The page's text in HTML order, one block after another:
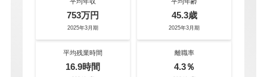
753万円
2025年3月期
45.3歳
2025年3月期
平均残業時間
16.9時間
離職率
4.3％